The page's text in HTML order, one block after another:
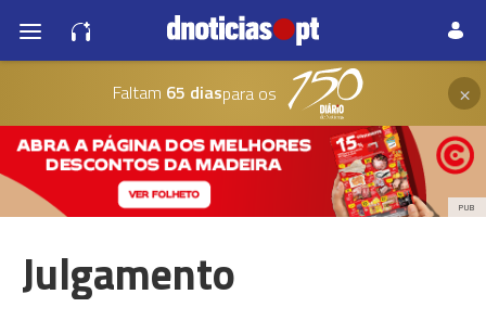
Faltam 65 diaspara os ×
PUB
Julgamento